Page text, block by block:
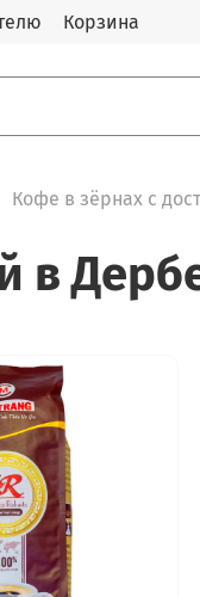
Корзина
Кофе в зёрнах с
в